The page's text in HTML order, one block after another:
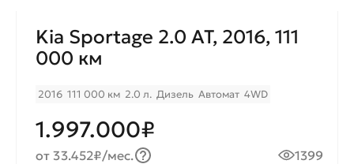
Kia Sportage 2.0 AT, 2016, 111
000 км
2016 111 000 км 2.0 л. Дизель Автомат 4WD
1.997.000₽
от 33.452₽/мес. 1399